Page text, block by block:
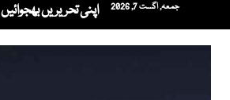
جمعہ, اگست 7, 2026 اپنی تحریریں بھجوائیں